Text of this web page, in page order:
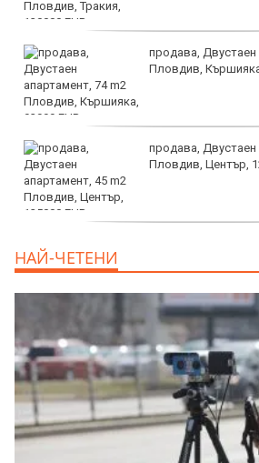
продава, Двустаен
Пловдив,
продава, Двустаен
Пловдив, Център,
НАЙ-ЧЕТЕНИ